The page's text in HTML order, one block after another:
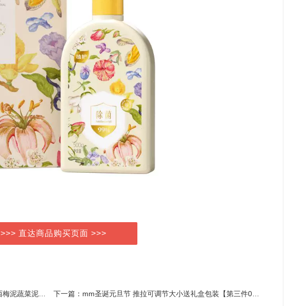
>>> 直达商品购买页面 >>>